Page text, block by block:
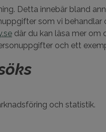
Detta innebär bland
som vi behandlar
där du kan läsa mer om
och ett
och statistik.